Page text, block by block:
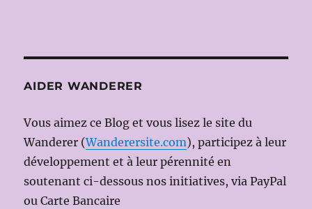
AIDER WANDERER
Vous aimez ce Blog et vous lisez le site du
Wanderer (Wanderersite.com), participez à leur
développement et à leur pérennité en
soutenant ci-dessous nos initiatives, via PayPal
ou Carte Bancaire